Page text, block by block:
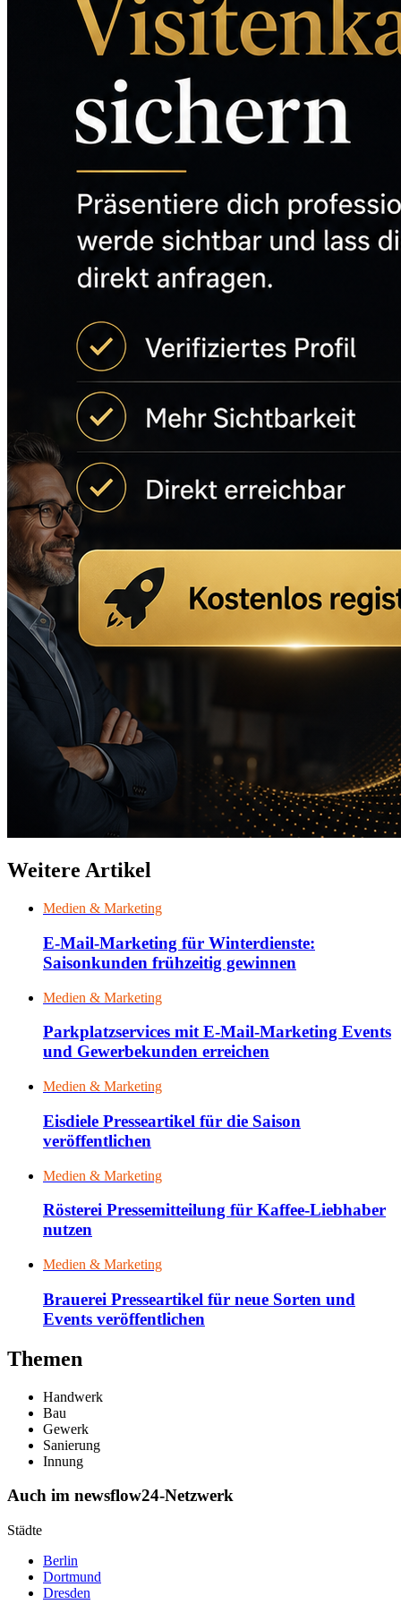
Weitere Artikel
Medien & Marketing
E-Mail-Marketing für Winterdienste:
Saisonkunden frühzeitig gewinnen
Medien & Marketing
Parkplatzservices mit E-Mail-Marketing Events
und Gewerbekunden erreichen
Medien & Marketing
Eisdiele Presseartikel für die Saison
veröffentlichen
Medien & Marketing
Rösterei Pressemitteilung für Kaffee-Liebhaber
nutzen
Medien & Marketing
Brauerei Presseartikel für neue Sorten und
Events veröffentlichen
Themen
Handwerk
Bau
Gewerk
Sanierung
Innung
Auch im newsflow24-Netzwerk
Städte
Berlin
Dortmund
Dresden